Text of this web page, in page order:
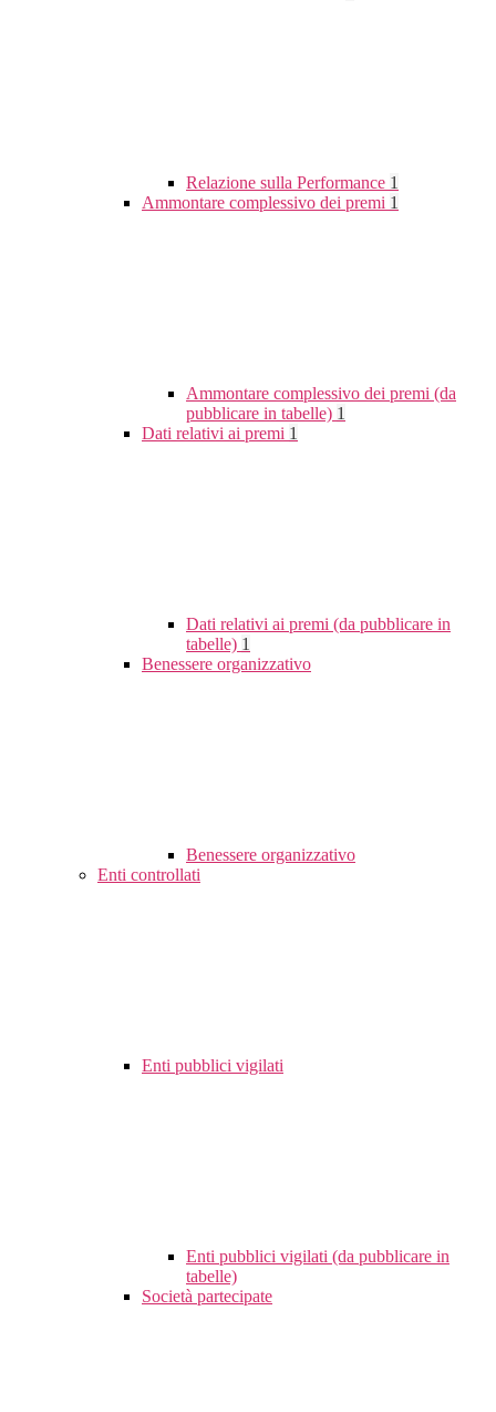
Relazione sulla Performance 1
Ammontare complessivo dei premi 1
Ammontare complessivo dei premi (da
pubblicare in tabelle) 1
Dati relativi ai premi 1
Dati relativi ai premi (da pubblicare in
tabelle) 1
Benessere organizzativo
Benessere organizzativo
Enti controllati
Enti pubblici vigilati
Enti pubblici vigilati (da pubblicare in
tabelle)
Società partecipate